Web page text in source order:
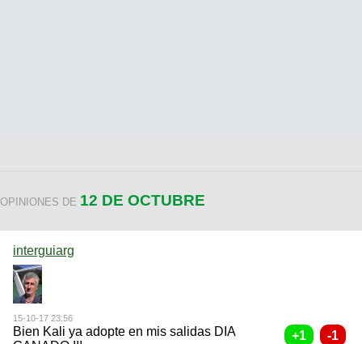
OPINIONES DE 12 DE OCTUBRE
interguiarg
15-10-17 23:56
Bien Kali ya adopte en mis salidas DIA